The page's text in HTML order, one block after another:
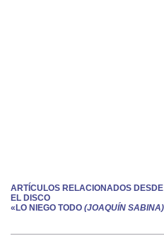
ARTÍCULOS RELACIONADOS
EL DISCO
«LO NIEGO TODO (JOAQUÍN SABINA)